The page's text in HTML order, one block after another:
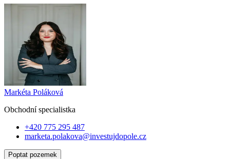
Markéta Poláková
Obchodní specialistka
+420 775 295 487
marketa.polakova@investujdopole.cz
Poptat pozemek